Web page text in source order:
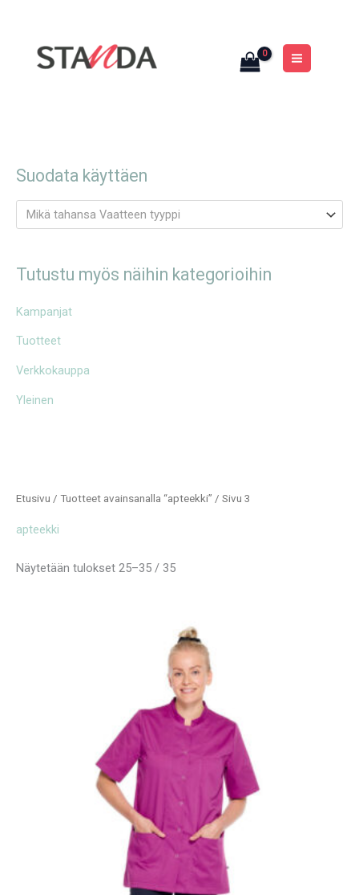
sisältöön
MENU
Suodata käyttäen
Mikä tahansa Vaatteen tyyppi
Tutustu myös näihin kategorioihin
Kampanjat
Tuotteet
Verkkokauppa
Yleinen
Etusivu / Tuotteet avainsanalla “apteekki” / Sivu 3
apteekki
Näytetään tulokset 25–35 / 35